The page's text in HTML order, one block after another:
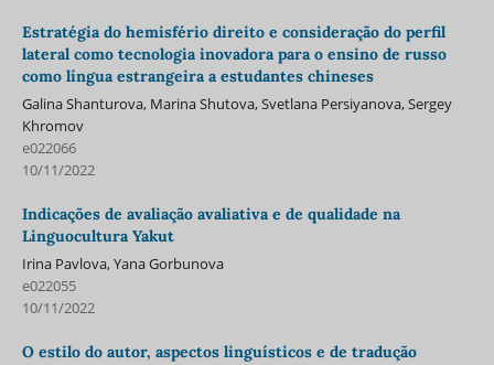
Estratégia do hemisfério direito e consideração do perfil
lateral como tecnologia inovadora para o ensino de russo
como língua estrangeira a estudantes chineses
Galina Shanturova, Marina Shutova, Svetlana Persiyanova, Sergey
Khromov
e022066
10/11/2022
Indicações de avaliação avaliativa e de qualidade na
Linguocultura Yakut
Irina Pavlova, Yana Gorbunova
e022055
10/11/2022
O estilo do autor, aspectos linguísticos e de tradução